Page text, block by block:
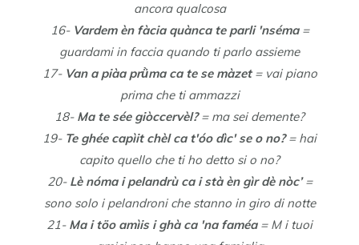
ancora qualcosa
16-Vardem èn fàcia quànca te parli 'nséma=
guardami in faccia quando ti parlo assieme
17- Van a piàa prǜma ca te se màzet= vai piano
prima che ti ammazzi
18- Ma te sée giòccervèl?= ma sei demente?
19- Te ghée capìit chèl ca t'óo dìc' se o no?= hai
capito quello che ti ho detto si o no?
20- Lè nóma i pelandrù ca i stà èn gìr dè nòc’=
sono solo i pelandroni che stanno in giro di notte
21- Ma i töo amìis i ghà ca 'na faméa= M i tuoi